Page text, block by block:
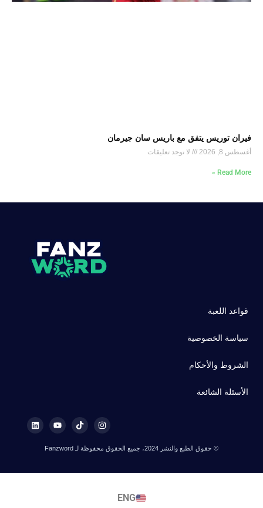
فيران توريس يتفق مع باريس سان جيرمان
أغسطس 8, 2026 لا توجد تعليقات
Read More »
قواعد اللعبة
سياسة الخصوصية
الشروط والأحكام
الأسئلة الشائعة
© حقوق الطبع والنشر 2024، جميع الحقوق محفوظة لـ Fanzword
ENG